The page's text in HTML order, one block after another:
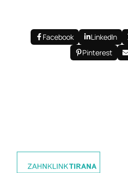
Facebook LinkedIn
Pinterest